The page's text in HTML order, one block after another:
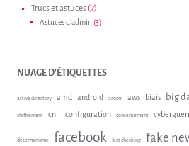
Trucs et astuces (7)
Astuces d'admin (3)
NUAGE D'ÉTIQUETTES
active directory amd android arcom aws biais big
chiffrement cnil configuration consentement
déterminisme facebook fact checking fake